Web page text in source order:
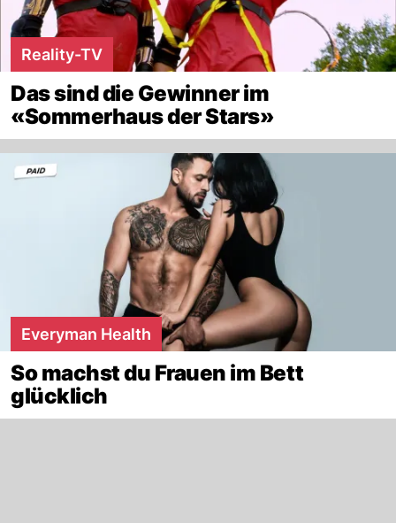
Reality-TV
Das sind die Gewinner im
«Sommerhaus der Stars»
Everyman Health
So machst du Frauen im Bett
glücklich